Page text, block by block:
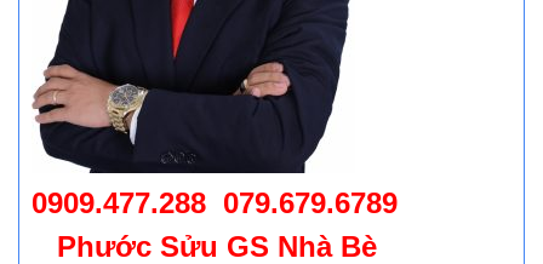
0909.477.288 079.679.6789
Phước Sửu GS Nhà Bè